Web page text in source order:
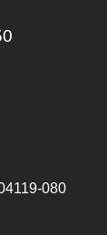
080